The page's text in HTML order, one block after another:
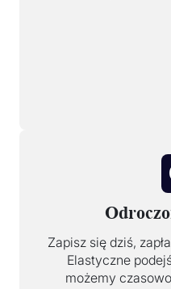
Zapisz się dziś,
Elastyczne
możemy